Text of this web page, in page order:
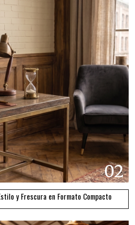
02
y Frescura en Formato Compacto